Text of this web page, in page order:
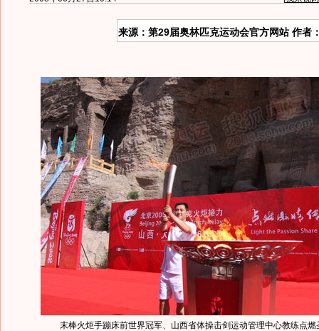
来源：第29届奥林匹克运动会官方网站 作者
末棒火炬手蹦床前世界冠军、山西省体操击剑运动管理中心教练点燃